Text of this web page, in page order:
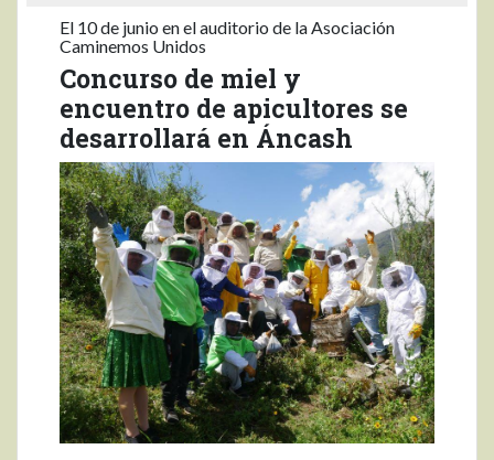
El 10 de junio en el auditorio de la Asociación
Caminemos Unidos
Concurso de miel y
encuentro de apicultores se
desarrollará en Áncash